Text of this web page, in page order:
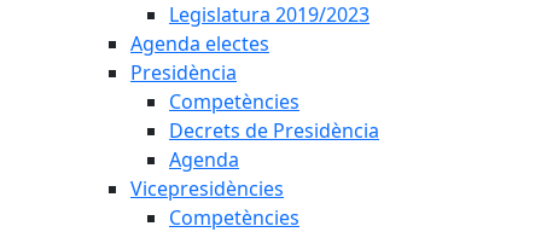
Legislatura 2019/2023
Agenda electes
Presidència
Competències
Decrets de Presidència
Agenda
Vicepresidències
Competències